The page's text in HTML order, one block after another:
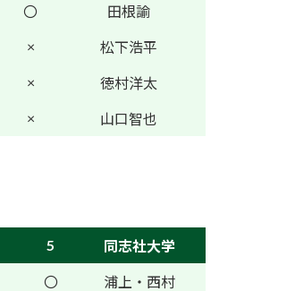
〇 田根諭
× 松下浩平
× 徳村洋太
× 山口智也
5 同志社大学
〇 浦上・西村